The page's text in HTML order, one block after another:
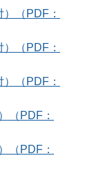
（PDF：
（PDF：
（PDF：
（PDF：
（PDF：